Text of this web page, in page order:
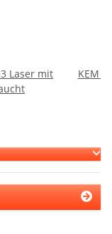
Laser mit
KEM